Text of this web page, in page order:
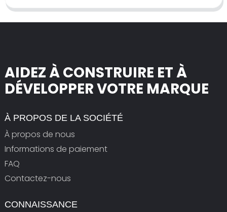
AIDEZ À CONSTRUIRE ET À
DÉVELOPPER VOTRE MARQUE
À PROPOS DE LA SOCIÉTÉ
À propos de nous
Informations de paiement
FAQ
Contactez-nous
CONNAISSANCE